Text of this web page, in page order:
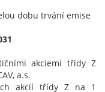
dobu trvání emise
akciemi třídy Z
a.s.
akcií třídy Z na 1